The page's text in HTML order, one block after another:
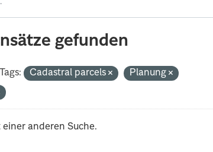
gefunden
Tags: Cadastral parcels
Planung
anderen Suche.